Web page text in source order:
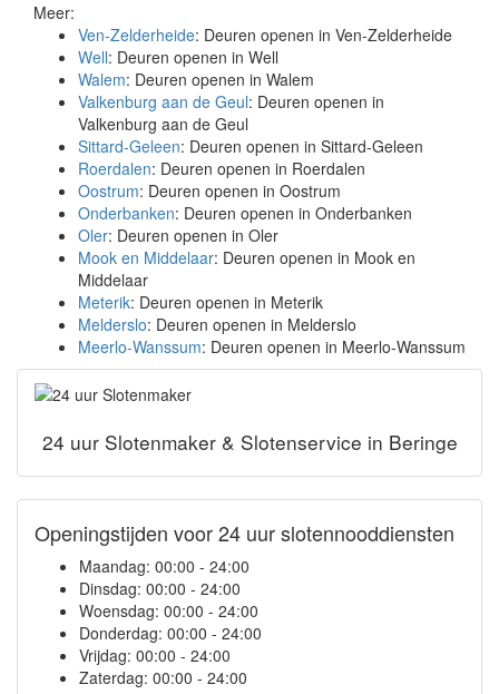
Meer:
Ven-Zelderheide: Deuren openen in Ven-Zelderheide
Well: Deuren openen in Well
Walem: Deuren openen in Walem
Valkenburg aan de Geul: Deuren openen in
Valkenburg aan de Geul
Sittard-Geleen: Deuren openen in Sittard-Geleen
Roerdalen: Deuren openen in Roerdalen
Oostrum: Deuren openen in Oostrum
Onderbanken: Deuren openen in Onderbanken
Oler: Deuren openen in Oler
Mook en Middelaar: Deuren openen in Mook en
Middelaar
Meterik: Deuren openen in Meterik
Melderslo: Deuren openen in Melderslo
Meerlo-Wanssum: Deuren openen in Meerlo-Wanssum
24 uur Slotenmaker & Slotenservice in Beringe
Openingstijden voor 24 uur slotennooddiensten
Maandag: 00:00 - 24:00
Dinsdag: 00:00 - 24:00
Woensdag: 00:00 - 24:00
Donderdag: 00:00 - 24:00
Vrijdag: 00:00 - 24:00
Zaterdag: 00:00 - 24:00